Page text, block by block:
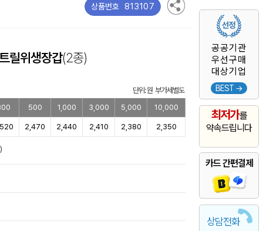
공공기관
우선구매
대상기업
BEST →
최저가를
약속드립니다
카드 간편결제
상담전화
상품번호 813107
릴위생장갑(2종)
단위: 원 부가세별도
500 1,000 3,000 5,000 10,000
2,470 2,440 2,410 2,380 2,350